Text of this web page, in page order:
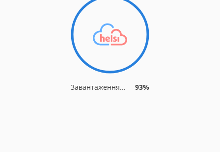
Завантаження... 93%